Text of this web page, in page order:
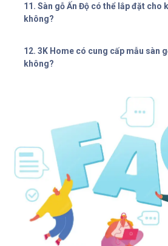
11. Sàn gỗ Ấn Độ có thể lắp đặt cho
không?
12. 3K Home có cung cấp mẫu sàn
không?